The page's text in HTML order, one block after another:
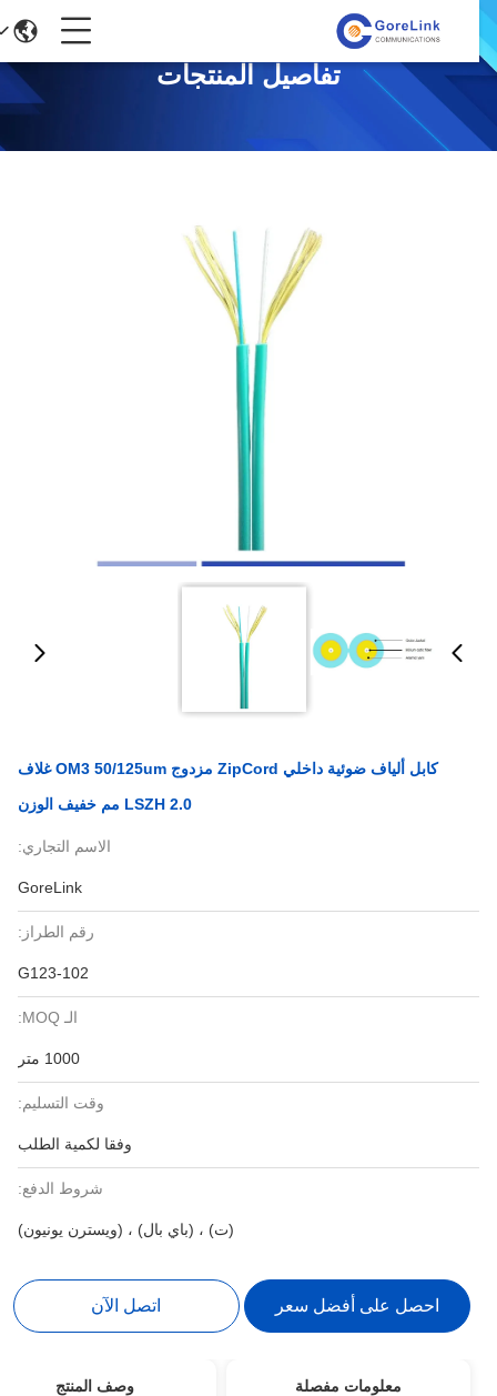
تفاصيل المنتجات
كابل ألياف ضوئية داخلي ZipCord مزدوج OM3 50/125um غلاف
LSZH 2.0 مم خفيف الوزن
الاسم التجاري:
GoreLink
رقم الطراز:
G123-102
الـ MOQ:
1000 متر
وقت التسليم:
وفقا لكمية الطلب
شروط الدفع:
(ت) ، (باي بال) ، (ويسترن يونيون)
احصل على أفضل سعر اتصل الآن
معلومات مفصلة وصف المنتج